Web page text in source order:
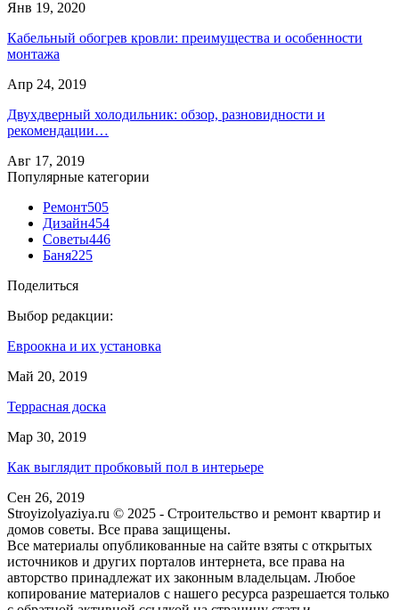
Янв 19, 2020
Кабельный обогрев кровли: преимущества и особенности
монтажа
Апр 24, 2019
Двухдверный холодильник: обзор, разновидности и
рекомендации…
Авг 17, 2019
Популярные категории
Ремонт505
Дизайн454
Советы446
Баня225
Поделиться
Выбор редакции:
Евроокна и их установка
Май 20, 2019
Террасная доска
Мар 30, 2019
Как выглядит пробковый пол в интерьере
Сен 26, 2019
Stroyizolyaziya.ru © 2025 - Строительство и ремонт квартир и
домов советы. Все права защищены.
Все материалы опубликованные на сайте взяты с открытых
источников и других порталов интернета, все права на
авторство принадлежат их законным владельцам. Любое
копирование материалов с нашего ресурса разрешается только